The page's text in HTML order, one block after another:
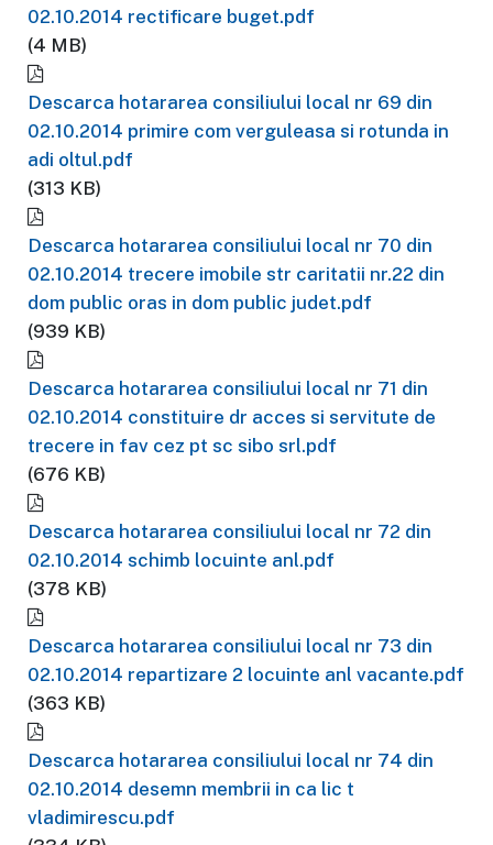
02.10.2014 rectificare buget.pdf
(4 MB)
Descarca hotararea consiliului local nr 69 din
02.10.2014 primire com verguleasa si rotunda in
adi oltul.pdf
(313 KB)
Descarca hotararea consiliului local nr 70 din
02.10.2014 trecere imobile str caritatii nr.22 din
dom public oras in dom public judet.pdf
(939 KB)
Descarca hotararea consiliului local nr 71 din
02.10.2014 constituire dr acces si servitute de
trecere in fav cez pt sc sibo srl.pdf
(676 KB)
Descarca hotararea consiliului local nr 72 din
02.10.2014 schimb locuinte anl.pdf
(378 KB)
Descarca hotararea consiliului local nr 73 din
02.10.2014 repartizare 2 locuinte anl vacante.pdf
(363 KB)
Descarca hotararea consiliului local nr 74 din
02.10.2014 desemn membrii in ca lic t
vladimirescu.pdf